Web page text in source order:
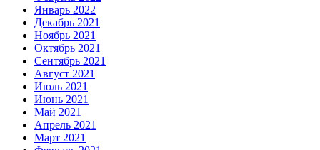
Январь 2022
Декабрь 2021
Ноябрь 2021
Октябрь 2021
Сентябрь 2021
Август 2021
Июль 2021
Июнь 2021
Май 2021
Апрель 2021
Март 2021